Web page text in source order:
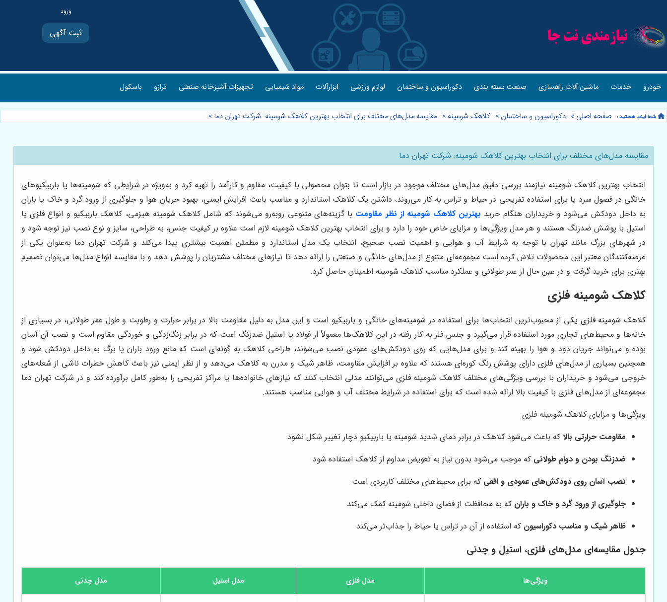
ثبت آگهی
خودرو خدمات ماشین آلات راهسازی صنعت بسته بندی دکوراسیون و ساختمان لوازم ورزشی ابزارآلات مواد شیمیایی تجهیزات آشپزخانه صنعتی ترازو باسکول
صفحه اصلی » دکوراسیون و ساختمان » کلاهک شومینه» مقایسه مدل‌های مختلف برای انتخاب بهترین کلاهک شومینه: شرکت تهران دما »
مقایسه مدل‌های مختلف برای انتخاب بهترین کلاهک شومینه: شرکت تهران دما
انتخاب بهترین کلاهک شومینه نیازمند بررسی دقیق مدل‌های مختلف موجود در بازار است تا بتوان محصولی با کیفیت، مقاوم و کارآمد را تهیه کرد و به‌ویژه در شرایطی که شومینه‌ها یا باربیکیوهای
خانگی در فصول سرد یا برای استفاده تفریحی در حیاط و تراس به کار می‌روند، داشتن یک کلاهک استاندارد و مناسب باعث افزایش ایمنی، بهبود جریان هوا و جلوگیری از ورود گرد و خاک یا باران
به داخل دودکش می‌شود و خریداران هنگام خرید بهترین کلاهک شومینه از نظر مقاومت با گزینه‌های متنوعی روبه‌رو می‌شوند که شامل کلاهک شومینه هیزمی، کلاهک باربیکیو و انواع فلزی یا
استیل با پوشش ضدزنگ هستند و هر مدل ویژگی‌ها و مزایای خاص خود را دارد و برای انتخاب بهترین کلاهک شومینه لازم است علاوه بر کیفیت جنس، به طراحی، سایز و نوع نصب نیز توجه شود و
در شهرهای بزرگ مانند تهران با توجه به شرایط آب و هوایی و اهمیت نصب صحیح، انتخاب یک مدل استاندارد و مطمئن اهمیت بیشتری پیدا می‌کند و شرکت تهران دما به‌عنوان یکی از
عرضه‌کنندگان معتبر این محصولات تلاش کرده است مجموعه‌ای متنوع از مدل‌های خانگی و صنعتی را ارائه دهد تا نیازهای مختلف مشتریان را پوشش دهد و با مقایسه انواع مدل‌ها می‌توان تصمیم
بهتری برای خرید گرفت و در عین حال از عمر طولانی و عملکرد مناسب کلاهک شومینه اطمینان حاصل کرد.
کلاهک شومینه فلزی
کلاهک شومینه فلزی یکی از محبوب‌ترین انتخاب‌ها برای استفاده در شومینه‌های خانگی و باربیکیو است و این مدل به دلیل مقاومت بالا در برابر حرارت و رطوبت و طول عمر طولانی، در بسیاری از
خانه‌ها و محیط‌های تجاری مورد استفاده قرار می‌گیرد و جنس فلز به کار رفته در این کلاهک‌ها معمولاً از فولاد یا استیل ضدزنگ است که در برابر زنگ‌زدگی و خوردگی مقاوم است و نصب آن آسان
بوده و می‌تواند جریان دود و هوا را بهینه کند و برای مدل‌هایی که روی دودکش‌های عمودی نصب می‌شوند، طراحی کلاهک به گونه‌ای است که مانع ورود باران یا برگ به داخل دودکش شود و
همچنین بسیاری از مدل‌های فلزی دارای پوشش رنگ کوره‌ای هستند که علاوه بر افزایش مقاومت، ظاهر شیک و مدرن به کلاهک می‌دهد و از نظر ایمنی نیز باعث کاهش خطرات ناشی از شعله‌های
خروجی می‌شود و خریداران با بررسی ویژگی‌های مختلف کلاهک شومینه فلزی می‌توانند مدلی انتخاب کنند که نیازهای خانواده‌ها یا مراکز تفریحی را به‌طور کامل برآورده کند و در شرکت تهران دما
مجموعه‌ای از مدل‌های فلزی با کیفیت بالا ارائه شده است که برای استفاده در شرایط مختلف آب و هوایی مناسب هستند.
ویژگی‌ها و مزایای کلاهک شومینه فلزی
مقاومت حرارتی بالاکه باعث می‌شود کلاهک در برابر دمای شدید شومینه یا باربیکیو دچار تغییر شکل نشود
ضدزنگ بودن و دوام طولانی که موجب می‌شود بدون نیاز به تعویض مداوم از کلاهک استفاده شود
نصب آسان روی دودکش‌های عمودی و افقی که برای محیط‌های مختلف کاربردی است
جلوگیری از ورود گرد و خاک و باران که به محافظت از فضای داخلی شومینه کمک می‌کند
ظاهر شیک و مناسب دکوراسیون که استفاده از آن در تراس یا حیاط را جذاب‌تر می‌کند
جدول مقایسه‌ای مدل‌های فلزی، استیل و چدنی
ویژگی‌ها مدل فلزی مدل استیل مدل چدنی